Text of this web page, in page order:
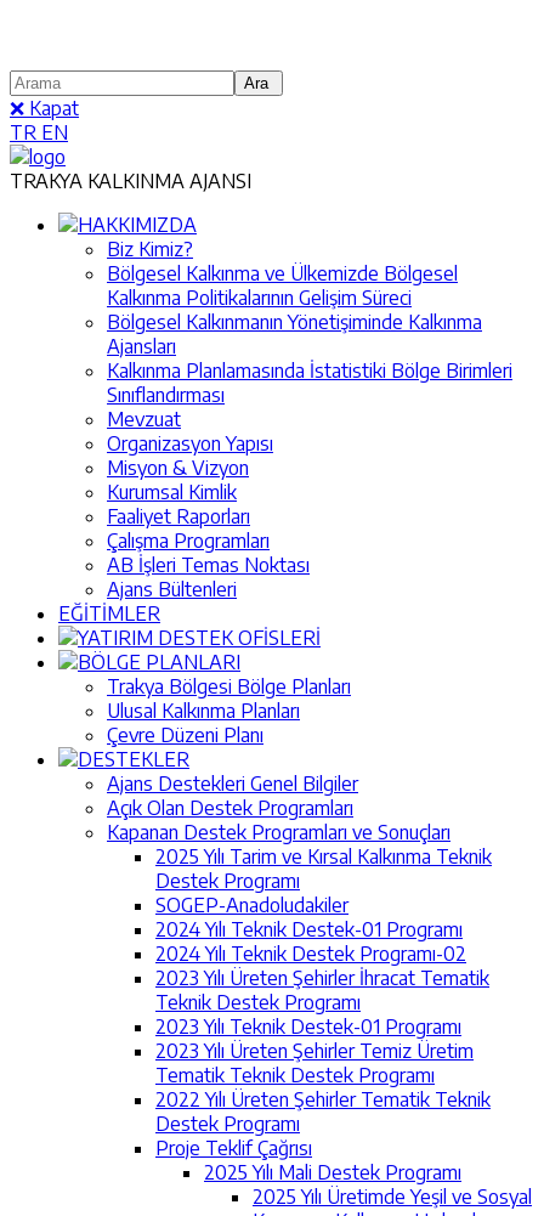
❌ Kapat
TR EN
TRAKYA KALKINMA AJANSI
HAKKIMIZDA
Biz Kimiz?
Bölgesel Kalkınma ve Ülkemizde Bölgesel
Kalkınma Politikalarının Gelişim Süreci
Bölgesel Kalkınmanın Yönetişiminde Kalkınma
Ajansları
Kalkınma Planlamasında İstatistiki Bölge Birimleri
Sınıflandırması
Mevzuat
Organizasyon Yapısı
Misyon & Vizyon
Kurumsal Kimlik
Faaliyet Raporları
Çalışma Programları
AB İşleri Temas Noktası
Ajans Bültenleri
EĞİTİMLER
YATIRIM DESTEK OFİSLERİ
BÖLGE PLANLARI
Trakya Bölgesi Bölge Planları
Ulusal Kalkınma Planları
Çevre Düzeni Planı
DESTEKLER
Ajans Destekleri Genel Bilgiler
Açık Olan Destek Programları
Kapanan Destek Programları ve Sonuçları
2025 Yılı Tarim ve Kırsal Kalkınma Teknik
Destek Programı
SOGEP-Anadoludakiler
2024 Yılı Teknik Destek-01 Programı
2024 Yılı Teknik Destek Programı-02
2023 Yılı Üreten Şehirler İhracat Tematik
Teknik Destek Programı
2023 Yılı Teknik Destek-01 Programı
2023 Yılı Üreten Şehirler Temiz Üretim
Tematik Teknik Destek Programı
2022 Yılı Üreten Şehirler Tematik Teknik
Destek Programı
Proje Teklif Çağrısı
2025 Yılı Mali Destek Programı
2025 Yılı Üretimde Yeşil ve Sosyal